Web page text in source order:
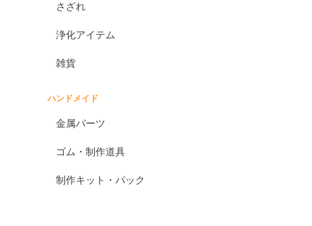
さざれ
浄化アイテム
雑貨
ハンドメイド
金属パーツ
ゴム・制作道具
制作キット・パック